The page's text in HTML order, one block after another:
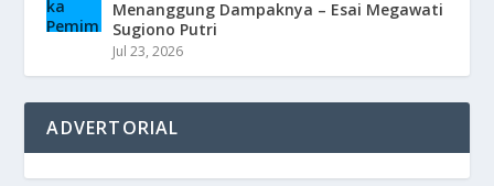
Menanggung Dampaknya – Esai Megawati
Sugiono Putri
Jul 23, 2026
ADVERTORIAL